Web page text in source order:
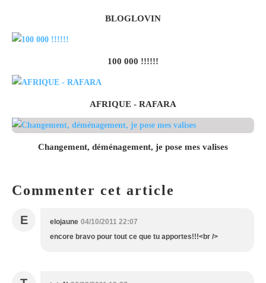
BLOGLOVIN
100 000 !!!!!!
AFRIQUE - RAFARA
Changement, déménagement, je pose mes valises
Commenter cet article
E elojaune 04/10/2011 22:07
encore bravo pour tout ce que tu apportes!!!<br />